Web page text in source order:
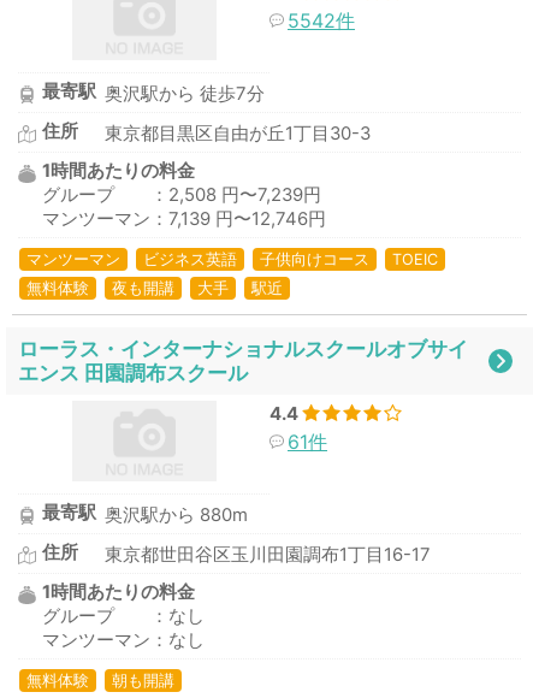
5542件
最寄駅 奥沢駅から 徒歩7分
住所
東京都目黒区自由が丘1丁目30-3
1時間あたりの料金
グループ ：2,508 円〜7,239円
マンツーマン：7,139 円〜12,746円
マンツーマン ビジネス英語 子供向けコース
TOEIC
無料体験
夜も開講 大手 駅近
ローラス・インターナショナルスクールオブサイ
エンス 田園調布スクール
4.4
61件
最寄駅 奥沢駅から 880m
住所
東京都世田谷区玉川田園調布1丁目16-17
1時間あたりの料金
グループ ：なし
マンツーマン：なし
無料体験 朝も開講